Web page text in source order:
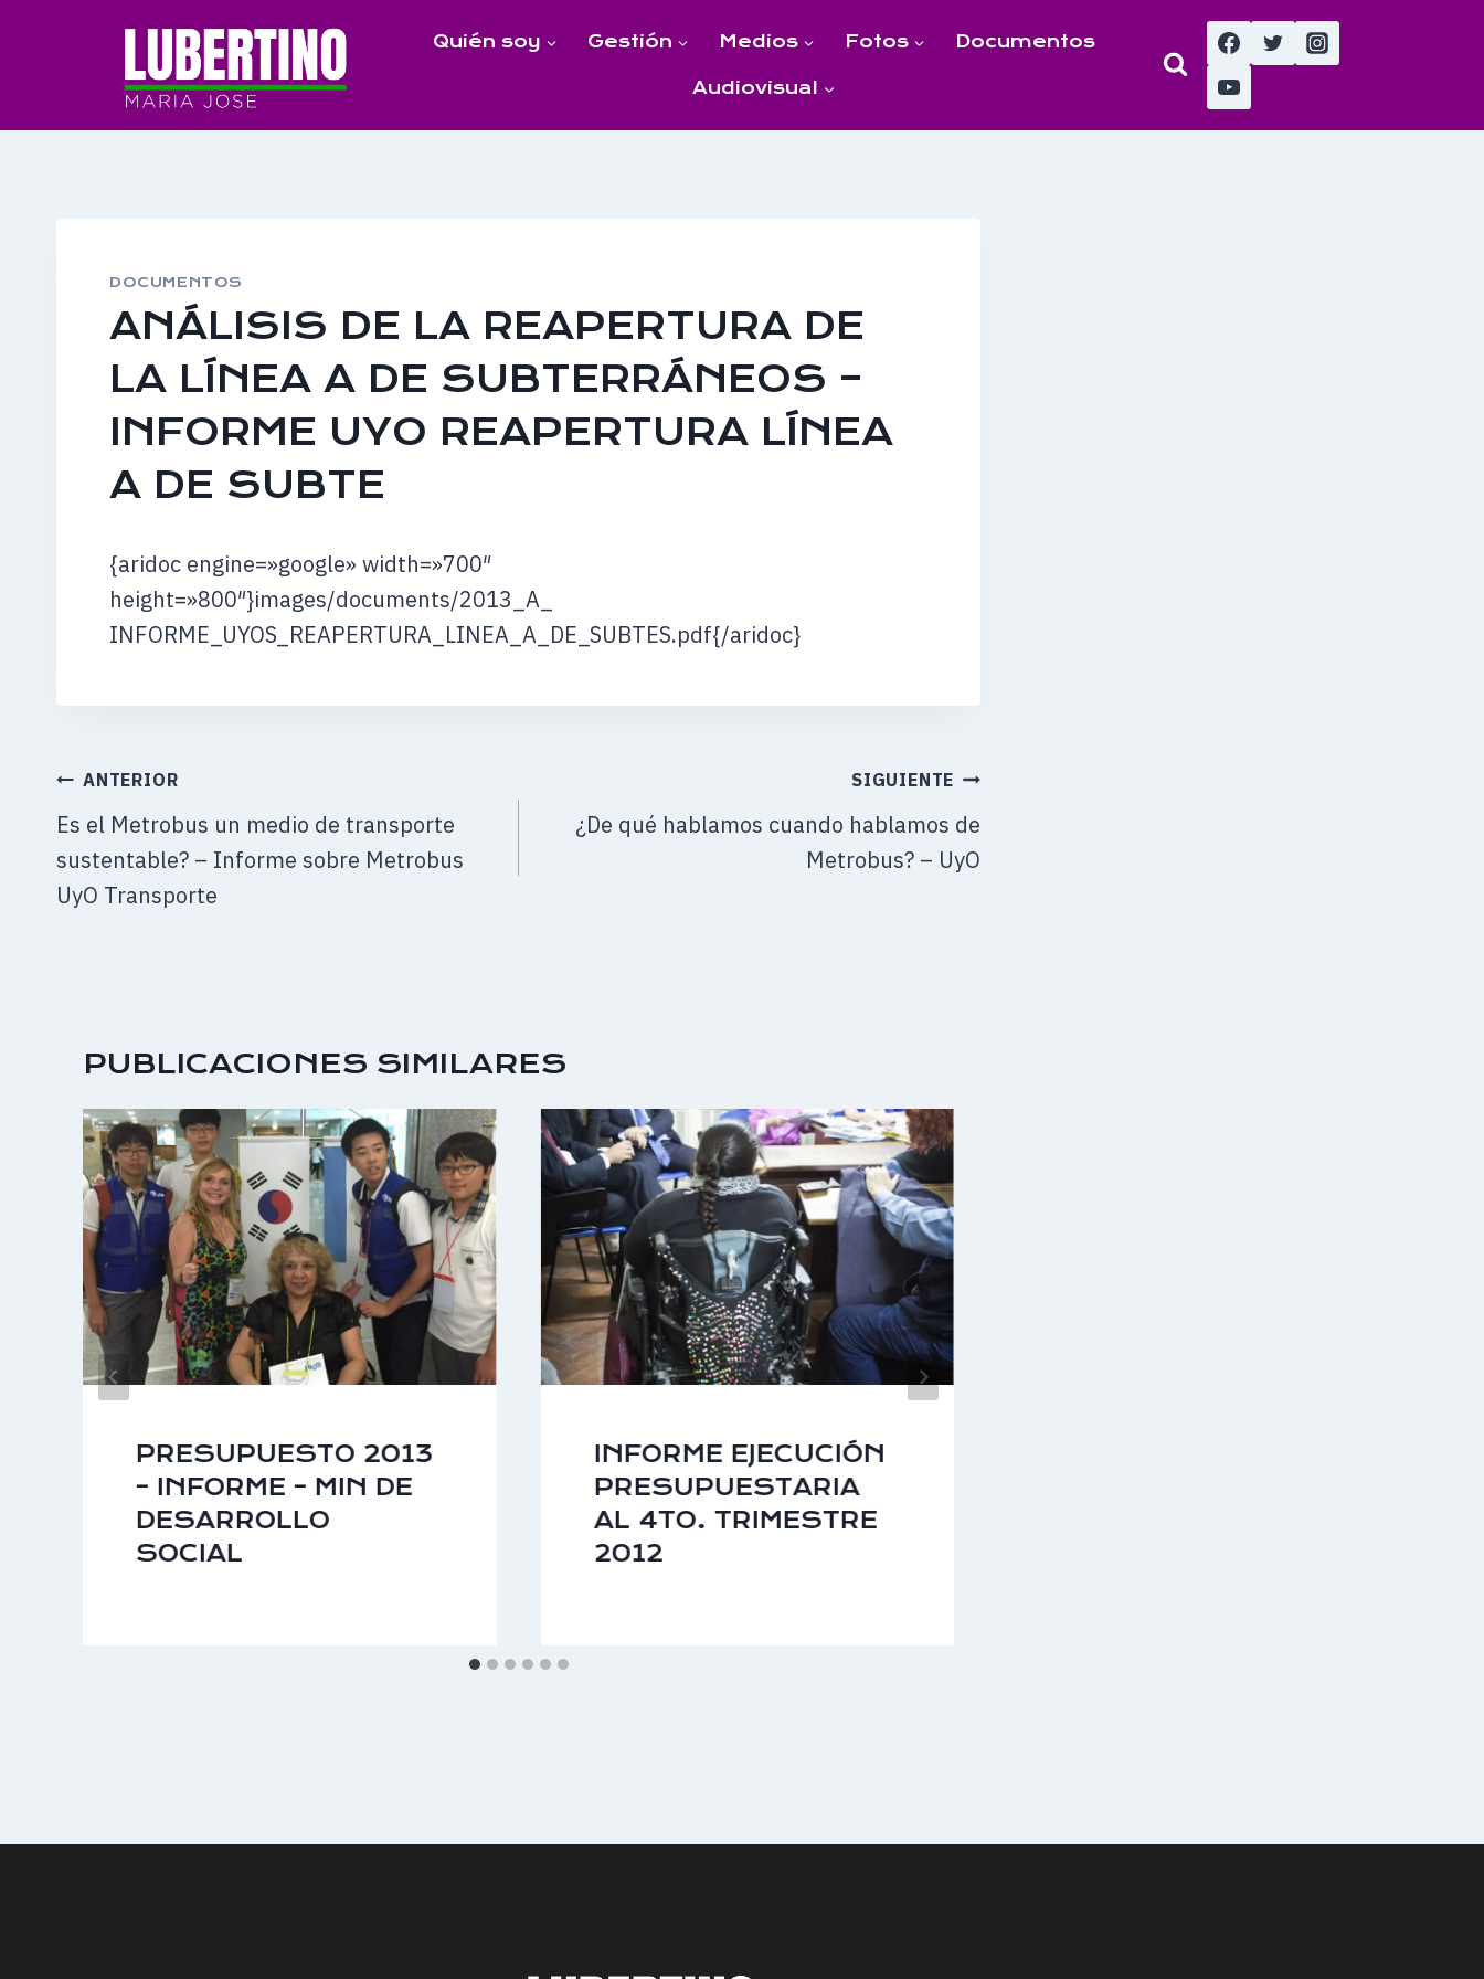
Quién soy Gestión Medios Fotos Documentos
Audiovisual
DOCUMENTOS
ANÁLISIS DE LA REAPERTURA DE
LA LÍNEA A DE SUBTERRÁNEOS –
INFORME UYO REAPERTURA LÍNEA
A DE SUBTE
{aridoc engine=»google» width=»700″
height=»800″}images/documents/2013_A_
INFORME_UYOS_REAPERTURA_LINEA_A_DE_SUBTES.pdf{/aridoc}
NAVEGACIÓN
DE
ENTRADAS
ANTERIOR
Es el Metrobus un medio de transporte
sustentable? – Informe sobre Metrobus
UyO Transporte
SIGUIENTE
¿De qué hablamos cuando hablamos de
Metrobus? – UyO
PUBLICACIONES SIMILARES
PRESUPUESTO 2013
– INFORME – MIN DE
DESARROLLO
SOCIAL
INFORME EJECUCIÓN
PRESUPUESTARIA
AL 4TO. TRIMESTRE
2012